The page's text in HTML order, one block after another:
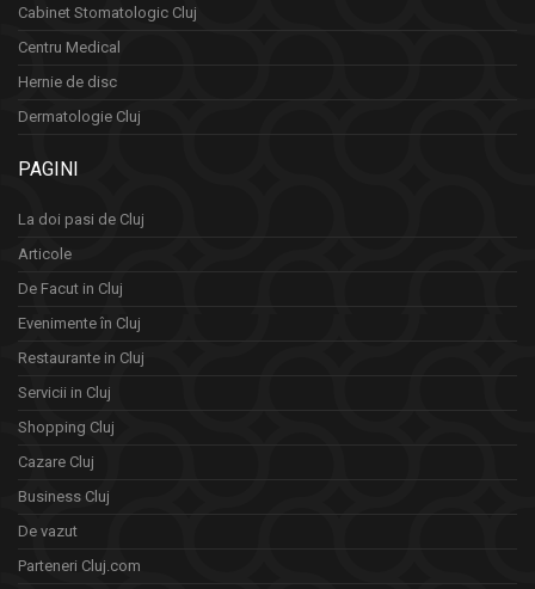
Cabinet Stomatologic Cluj
Centru Medical
Hernie de disc
Dermatologie Cluj
PAGINI
La doi pasi de Cluj
Articole
De Facut in Cluj
Evenimente în Cluj
Restaurante in Cluj
Servicii in Cluj
Shopping Cluj
Cazare Cluj
Business Cluj
De vazut
Parteneri Cluj.com